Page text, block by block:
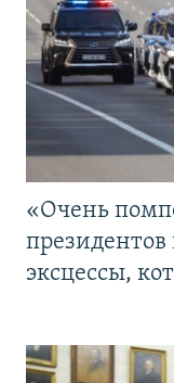
«Очень
эксцессы,